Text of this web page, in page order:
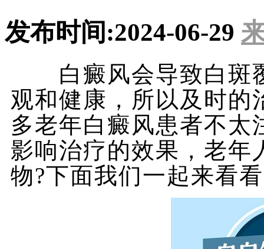
发布时间:2024-06-29
白癜风会导致白斑
观和健康，所以及时的
多老年白癜风患者不太
影响治疗的效果，老年
物?下面我们一起来看